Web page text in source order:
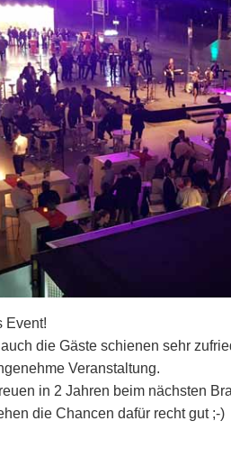
Event!
die Gäste schienen sehr
Veranstaltung.
in 2 Jahren beim nächsten
die Chancen dafür recht gut ;-)